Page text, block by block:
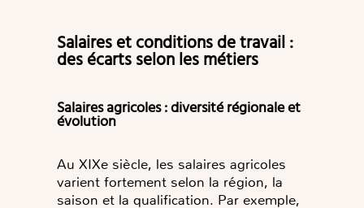
Salaires et conditions de travail :
des écarts selon les métiers
Salaires agricoles : diversité régionale et
évolution
Au XIXe siècle, les salaires agricoles
varient fortement selon la région, la
saison et la qualification. Par exemple,